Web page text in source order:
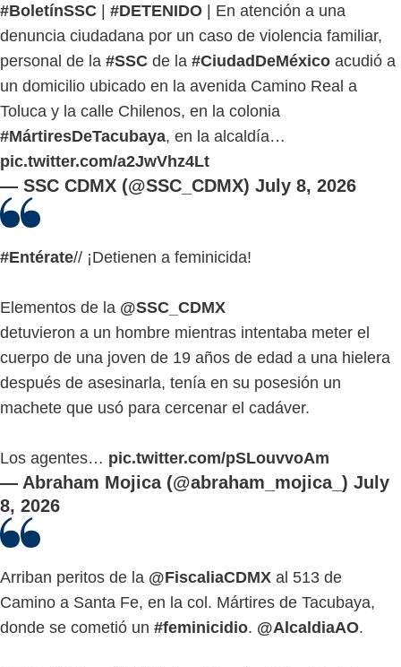
#BoletínSSC | #DETENIDO | En atención a una
denuncia ciudadana por un caso de violencia familiar,
personal de la #SSC de la #CiudadDeMéxico acudió a
un domicilio ubicado en la avenida Camino Real a
Toluca y la calle Chilenos, en la colonia
#MártiresDeTacubaya, en la alcaldía…
pic.twitter.com/a2JwVhz4Lt
— SSC CDMX (@SSC_CDMX) July 8, 2026
#Entérate// ¡Detienen a feminicida!
Elementos de la @SSC_CDMX
detuvieron a un hombre mientras intentaba meter el
cuerpo de una joven de 19 años de edad a una hielera
después de asesinarla, tenía en su posesión un
machete que usó para cercenar el cadáver.
Los agentes… pic.twitter.com/pSLouvvoAm
— Abraham Mojica (@abraham_mojica_) July
8, 2026
Arriban peritos de la @FiscaliaCDMX al 513 de
Camino a Santa Fe, en la col. Mártires de Tacubaya,
donde se cometió un #feminicidio. @AlcaldiaAO.